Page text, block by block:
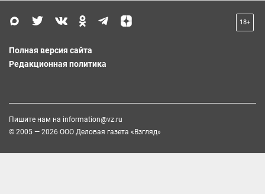
18+
Полная версия сайта
Редакционная политика
Пишите нам на information@vz.ru
© 2005 — 2026 ООО Деловая газета «Взгляд»